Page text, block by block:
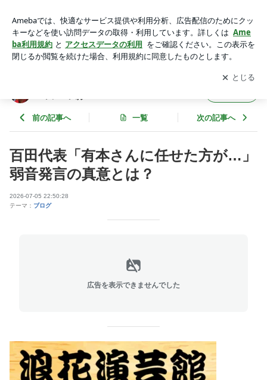
インドネシアJP編集長＆政治系漫才ユーチューバー ハル
アプリをダウンロードして ブログの更新通知
を受け取りまし
ょう。
開く
ーバー ハル
前の記事へ 一覧 次の記事へ
百田代表「有本さんに任せた方が…」
弱音発言の真意とは？
2026-07-05 22:50:28
テーマ： ブログ
広告を表示できませんでした